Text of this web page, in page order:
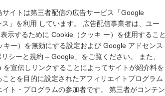
サイトは第三者配信の広告サービス「Google
」を利用 しています。 広告配信事業者は、ユー
示するために Cookie（クッキ ー）を使用すること
ー）を無効にする設定および Google アドセンス
シーと規約 – Google」をご覧ください。 また、
宣伝しリンクすることによってサイトが紹介料を
とを目的に設定されたアフィリエイトプログラム
ト・プログラムの参加者です。 第三者がコンテン